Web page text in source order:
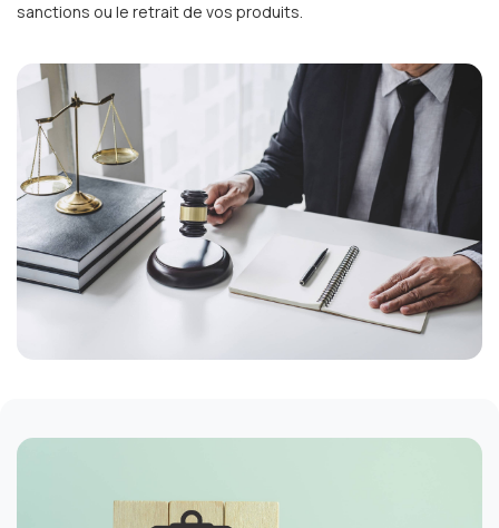
sanctions ou le retrait de vos produits.